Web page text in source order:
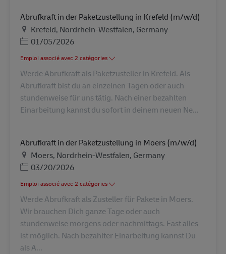
Abrufkraft in der Paketzustellung in Krefeld (m/w/d)
LieuKrefeld, Nordrhein-Westfalen, Germany
Posted Date
01/05/2026
Emploi associé avec 2 catégories
Werde Abrufkraft als Paketzusteller in Krefeld. Als
Abrufkraft bist du an einzelnen Tagen oder auch
stundenweise für uns tätig. Nach einer bezahlten
Einarbeitung kannst du sofort in deinem neuen Ne...
Abrufkraft in der Paketzustellung in Moers (m/w/d)
LieuMoers, Nordrhein-Westfalen, Germany
Posted Date
03/20/2026
Emploi associé avec 2 catégories
Werde Abrufkraft als Zusteller für Pakete in Moers.
Wir brauchen Dich ganze Tage oder auch
stundenweise morgens oder nachmittags. Fast alles
ist möglich. Nach bezahlter Einarbeitung kannst Du
als A...